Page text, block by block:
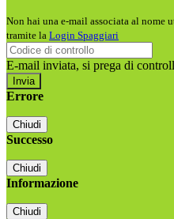
Non hai una e-mail associata al nome
tramite la Login Spaggiari
E-mail inviata, si prega di
Errore
Chiudi
Successo
Chiudi
Informazione
Chiudi